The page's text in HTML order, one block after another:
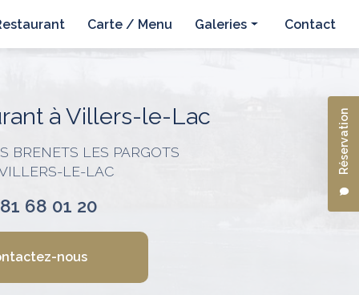
Réservation
Carte / Menu Galeries Contact
à Villers-le-Lac
BRENETS LES PARGOTS
LE-LAC
68 01 20
nous